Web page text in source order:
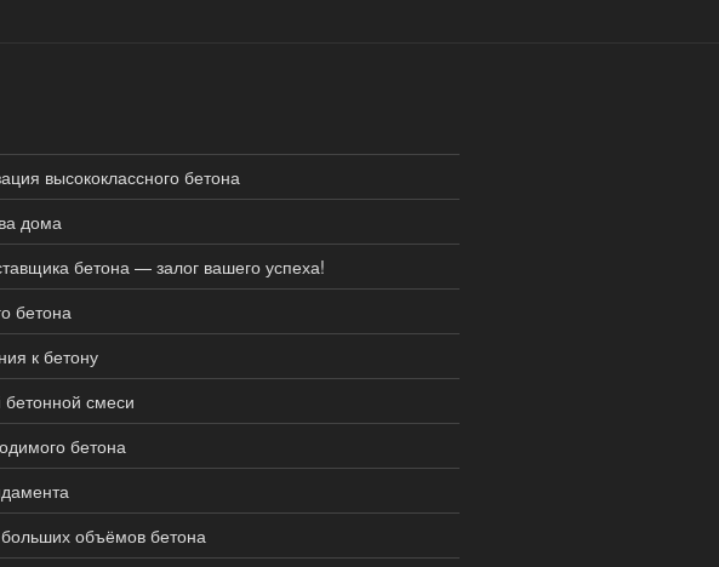
высококлассного бетона
дома
бетона — залог вашего успеха!
бетона
к бетону
бетонной смеси
бетона
объёмов бетона